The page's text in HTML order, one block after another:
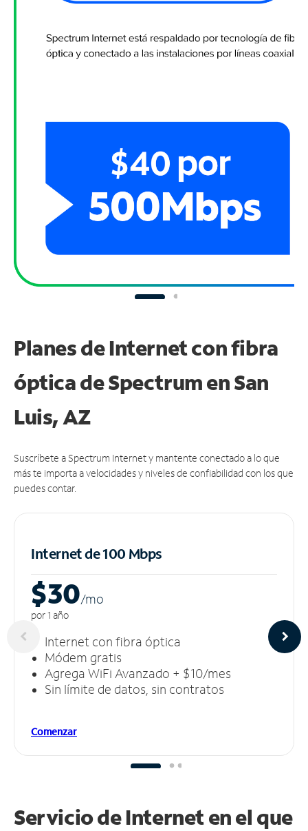
Planes de Internet con fibra
óptica de Spectrum en San
Luis, AZ
Suscríbete a Spectrum Internet y mantente conectado a lo que
más te importa a velocidades y niveles de confiabilidad con los que
puedes contar.
Internet de 100 Mbps
$30/mo
por 1 año
Internet con fibra óptica
Módem gratis
Agrega WiFi Avanzado + $10/mes
Sin límite de datos, sin contratos
Comenzar
Servicio de Internet en el que